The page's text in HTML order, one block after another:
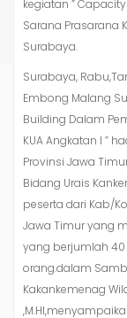
kegiatan ”
Sarana Prasarana
Surabaya.
Surabaya,
Embong Malang
Building Dalam
KUA Angkatan I ”
Provinsi Jawa
Bidang Urais
peserta dari Kab/
Jawa Timur yang
yang berjumlah
orang.dalam
Kakankemenag